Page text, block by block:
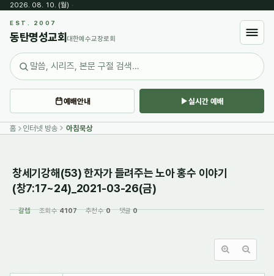
2026. 08. 10. (월) ·
EST. 2007
동탄명성교회 대한예수교장로회
예배안내 실시간 예배
홈 인터넷 방송 아침묵상
창세기강해(53) 한자가 들려주는 노아 홍수 이야기
(창7:17~24)_2021-03-26(금)
갈렙 조회 수4107 추천 수0 댓글0
Sketchbook5, 스케치북5
Sketchbook5, 스케치북5